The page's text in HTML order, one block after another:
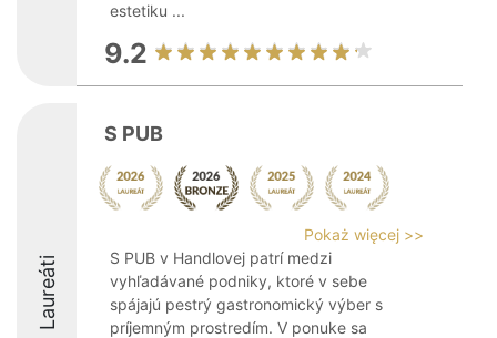
estetiku ...
9.2
Laureáti
S PUB
Pokaż więcej >>
S PUB v Handlovej patrí medzi
vyhľadávané podniky, ktoré v sebe
spájajú pestrý gastronomický výber s
príjemným prostredím. V ponuke sa